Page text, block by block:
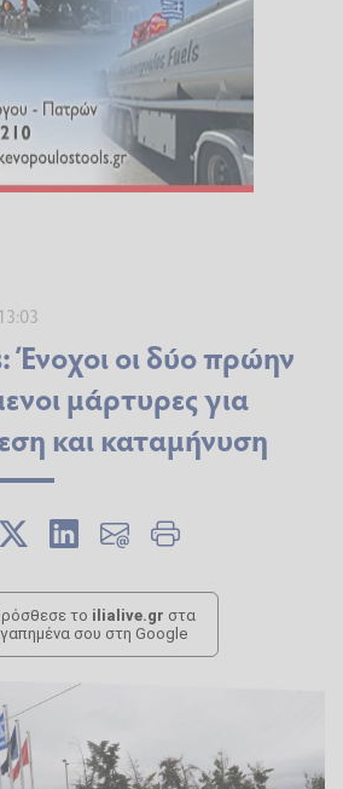
Ένοχοι οι δύο πρώην
μάρτυρες για
και καταμήνυση
το ilialive.gr στα
σου στη Google